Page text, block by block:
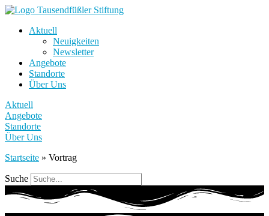
Aktuell
Neuigkeiten
Newsletter
Angebote
Standorte
Über Uns
Aktuell
Angebote
Standorte
Über Uns
Startseite » Vortrag
Suche